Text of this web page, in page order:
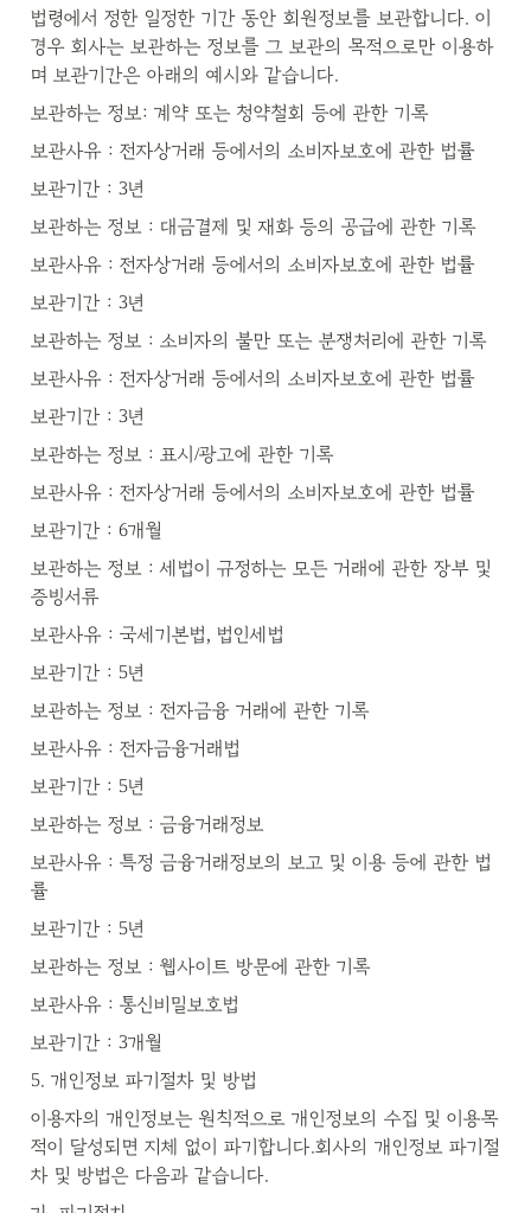
법령에서 정한 일정한 기간 동안 회원정보를 보관합니다. 이
경우 회사는 보관하는 정보를 그 보관의 목적으로만 이용하
며 보관기간은 아래의 예시와 같습니다.
보관하는 정보: 계약 또는 청약철회 등에 관한 기록
보관사유 : 전자상거래 등에서의 소비자보호에 관한 법률
보관기간 : 3년
보관하는 정보 : 대금결제 및 재화 등의 공급에 관한 기록
보관사유 : 전자상거래 등에서의 소비자보호에 관한 법률
보관기간 : 3년
보관하는 정보 : 소비자의 불만 또는 분쟁처리에 관한 기록
보관사유 : 전자상거래 등에서의 소비자보호에 관한 법률
보관기간 : 3년
보관하는 정보 : 표시/광고에 관한 기록
보관사유 : 전자상거래 등에서의 소비자보호에 관한 법률
보관기간 : 6개월
보관하는 정보 : 세법이 규정하는 모든 거래에 관한 장부 및
증빙서류
보관사유 : 국세기본법, 법인세법
보관기간 : 5년
보관하는 정보 : 전자금융 거래에 관한 기록
보관사유 : 전자금융거래법
보관기간 : 5년
보관하는 정보 : 금융거래정보
보관사유 : 특정 금융거래정보의 보고 및 이용 등에 관한 법
률
보관기간 : 5년
보관하는 정보 : 웹사이트 방문에 관한 기록
보관사유 : 통신비밀보호법
보관기간 : 3개월
5. 개인정보 파기절차 및 방법
이용자의 개인정보는 원칙적으로 개인정보의 수집 및 이용목
적이 달성되면 지체 없이 파기합니다.회사의 개인정보 파기절
차 및 방법은 다음과 같습니다.